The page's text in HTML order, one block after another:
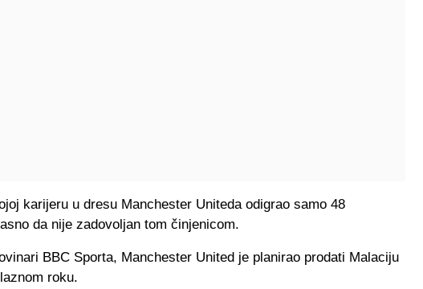
karijeru u dresu Manchester Uniteda odigrao samo 48
da nije zadovoljan tom činjenicom.
BBC Sporta, Manchester United je planirao prodati Malaciju
roku.